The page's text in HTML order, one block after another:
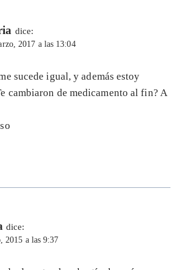
dice:
2017 a las 13:04
sucede igual, y además estoy
cambiaron de medicamento al fin? A
dice:
2015 a las 9:37